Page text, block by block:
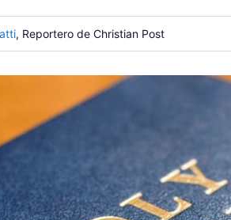
, Reportero de Christian Post